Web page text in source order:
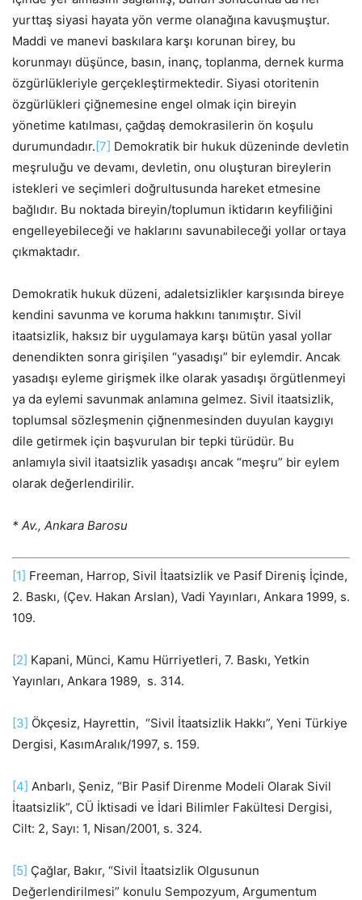
yurttaş siyasi hayata yön verme olanağına kavuşmuştur.
Maddi ve manevi baskılara karşı korunan birey, bu
korunmayı düşünce, basın, inanç, toplanma, dernek kurma
özgürlükleriyle gerçekleştirmektedir. Siyasi otoritenin
özgürlükleri çiğnemesine engel olmak için bireyin
yönetime katılması, çağdaş demokrasilerin ön koşulu
durumundadır. [7] Demokratik bir hukuk düzeninde devletin
meşruluğu ve devamı, devletin, onu oluşturan bireylerin
istekleri ve seçimleri doğrultusunda hareket etmesine
bağlıdır. Bu noktada bireyin/toplumun iktidarın keyfiliğini
engelleyebileceği ve haklarını savunabileceği yollar ortaya
çıkmaktadır.
Demokratik hukuk düzeni, adaletsizlikler karşısında bireye
kendini savunma ve koruma hakkını tanımıştır. Sivil
itaatsizlik, haksız bir uygulamaya karşı bütün yasal yollar
denendikten sonra girişilen “yasadışı” bir eylemdir. Ancak
yasadışı eyleme girişmek ilke olarak yasadışı örgütlenmeyi
ya da eylemi savunmak anlamına gelmez. Sivil itaatsizlik,
toplumsal sözleşmenin çiğnenmesinden duyulan kaygıyı
dile getirmek için başvurulan bir tepki türüdür. Bu
anlamıyla sivil itaatsizlik yasadışı ancak “meşru” bir eylem
olarak değerlendirilir.
* Av., Ankara Barosu
[1] Freeman, Harrop, Sivil İtaatsizlik ve Pasif Direniş İçinde,
2. Baskı, (Çev. Hakan Arslan), Vadi Yayınları, Ankara 1999, s.
109.
[2] Kapani, Münci, Kamu Hürriyetleri, 7. Baskı, Yetkin
Yayınları, Ankara 1989, s. 314.
[3] Ökçesiz, Hayrettin, “Sivil İtaatsizlik Hakkı”, Yeni Türkiye
Dergisi, KasımAralık/1997, s. 159.
[4] Anbarlı, Şeniz, “Bir Pasif Direnme Modeli Olarak Sivil
İtaatsizlik”, CÜ İktisadi ve İdari Bilimler Fakültesi Dergisi,
Cilt: 2, Sayı: 1, Nisan/2001, s. 324.
[5] Çağlar, Bakır, “Sivil İtaatsizlik Olgusunun
Değerlendirilmesi” konulu Sempozyum, Argumentum